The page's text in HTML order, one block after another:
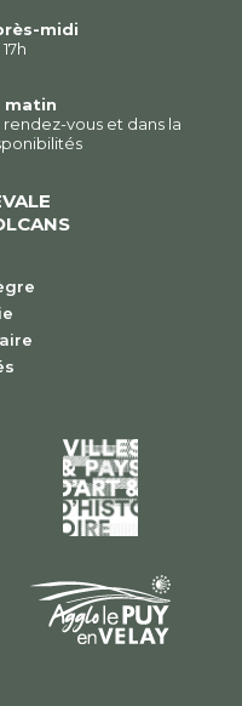
midi
matin
rendez-vous et dans la